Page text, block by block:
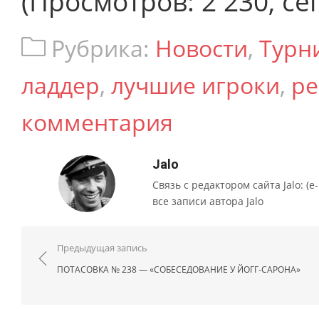
Рубрика: Новости,
ладдер, лучшие игроки,
комментария
Jalo
Связь с редактором сайта Jalo:
все записи автора Jalo
Навигация по записям
Предыдущая запись
ПОТАСОВКА № 238 — «СОБЕСЕДОВАНИЕ У ЙОГГ-САРОНА»